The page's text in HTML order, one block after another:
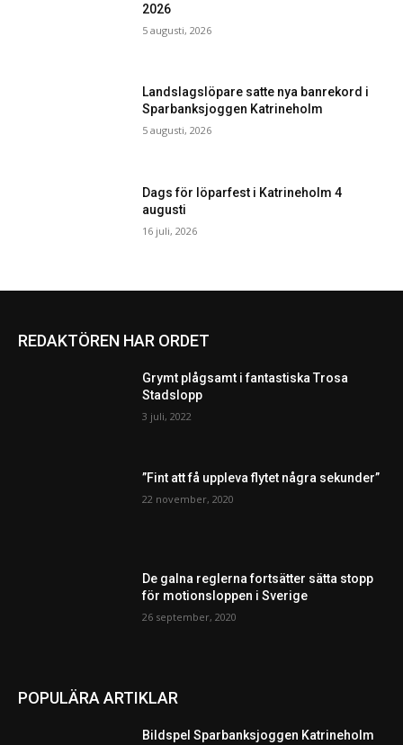
2026
5 augusti, 2026
Landslagslöpare satte nya banrekord i
Sparbanksjoggen Katrineholm
5 augusti, 2026
Dags för löparfest i Katrineholm 4
augusti
16 juli, 2026
REDAKTÖREN HAR ORDET
Grymt plågsamt i fantastiska Trosa
Stadslopp
3 juli, 2022
”Fint att få uppleva flytet några sekunder”
22 november, 2020
De galna reglerna fortsätter sätta stopp
för motionsloppen i Sverige
26 september, 2020
POPULÄRA ARTIKLAR
Bildspel Sparbanksjoggen Katrineholm